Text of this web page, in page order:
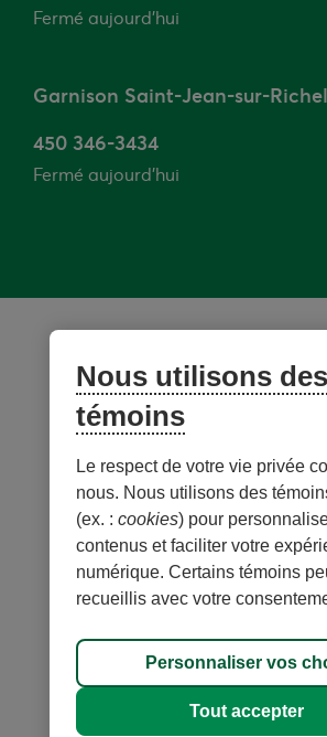
Fermé aujourd'hui
Garnison Saint-Jean-sur-
450 346-3434
Fermé aujourd'hui
Carte du site
Personnaliser les
Nous utilisons des
témoins
Le respect de votre vie privée
nous. Nous utilisons des
(ex. : cookies) pour
contenus et faciliter votre
numérique. Certains témoins
recueillis avec votre
Personnaliser vos
Tout accepter